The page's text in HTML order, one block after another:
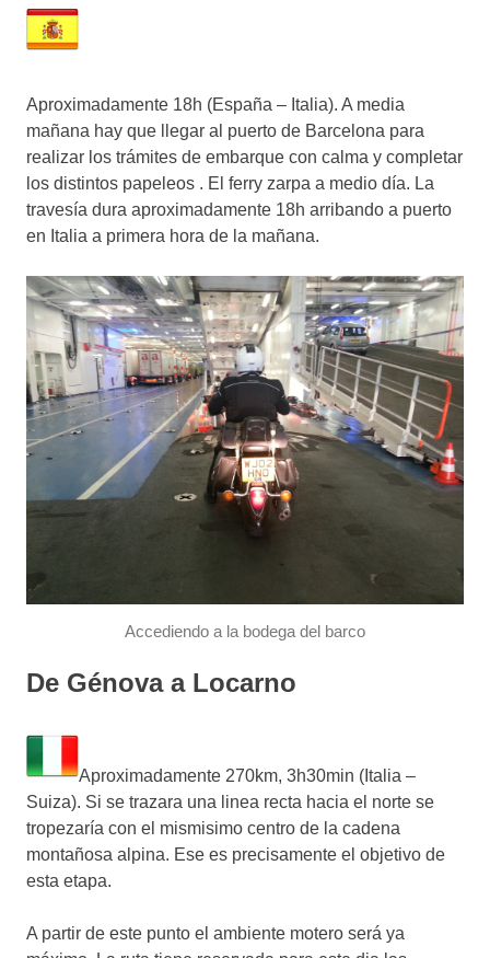
Aproximadamente 18h (España – Italia). A media
mañana hay que llegar al puerto de Barcelona para
realizar los trámites de embarque con calma y completar
los distintos papeleos . El ferry zarpa a medio día. La
travesía dura aproximadamente 18h arribando a puerto
en Italia a primera hora de la mañana.
Accediendo a la bodega del barco
De Génova a Locarno
Aproximadamente 270km, 3h30min (Italia –
Suiza). Si se trazara una linea recta hacia el norte se
tropezaría con el mismisimo centro de la cadena
montañosa alpina. Ese es precisamente el objetivo de
esta etapa.
A partir de este punto el ambiente motero será ya